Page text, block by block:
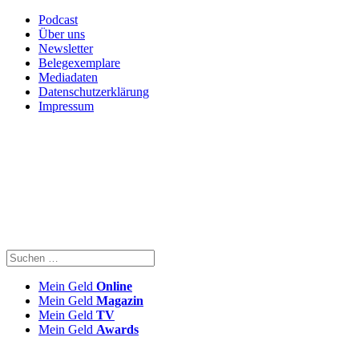
Podcast
Über uns
Newsletter
Belegexemplare
Mediadaten
Datenschutzerklärung
Impressum
Mein Geld Online
Mein Geld Magazin
Mein Geld TV
Mein Geld Awards